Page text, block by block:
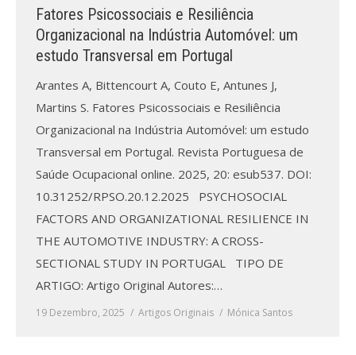
Como publicitar na nossa revista
Informações adicionais
Estatísticas da Revista
Fatores Psicossociais e Resiliência
Organizacional na Indústria Automóvel: um
estudo Transversal em Portugal
Arantes A, Bittencourt A, Couto E, Antunes J,
Martins S. Fatores Psicossociais e Resiliência
Organizacional na Indústria Automóvel: um estudo
Transversal em Portugal. Revista Portuguesa de
Saúde Ocupacional online. 2025, 20: esub537. DOI:
10.31252/RPSO.20.12.2025 PSYCHOSOCIAL
FACTORS AND ORGANIZATIONAL RESILIENCE IN
THE AUTOMOTIVE INDUSTRY: A CROSS-
SECTIONAL STUDY IN PORTUGAL TIPO DE
ARTIGO: Artigo Original Autores:…
19 Dezembro, 2025 Artigos Originais Mónica Santos